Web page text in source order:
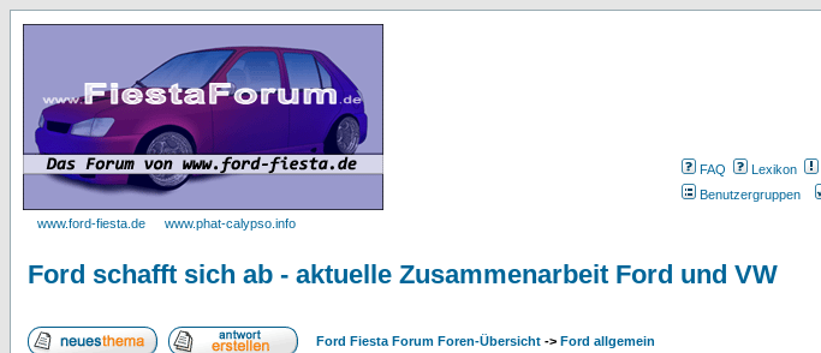
www.ford-fiesta.de www.phat-calypso.info
FAQ Lexikon
Benutzergruppen
Ford schafft sich ab - aktuelle Zusammenarbeit Ford und VW
Ford Fiesta Forum Foren-Übersicht -> Ford allgemein